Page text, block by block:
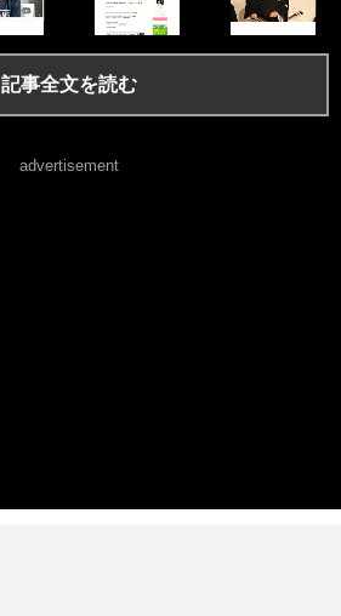
記事全文を読む
advertisement